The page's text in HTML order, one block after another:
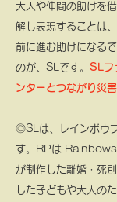
大人や仲間の助けを
解し表現することは、
前に進む助けになる
のが、SLです。 SLフ
ンターとつながり災
◎SLは、レインボウ
す。 RPは
が制作した離婚・死
した子どもや大人の